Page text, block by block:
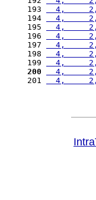
193
4,
194
4,
195
4,
196
4,
197
4,
198
4,
199
4,
200
4,
201
4,